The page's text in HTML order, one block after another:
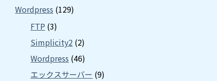
Wordpress (129)
FTP (3)
Simplicity2 (2)
Wordpress (46)
エックスサーバー (9)